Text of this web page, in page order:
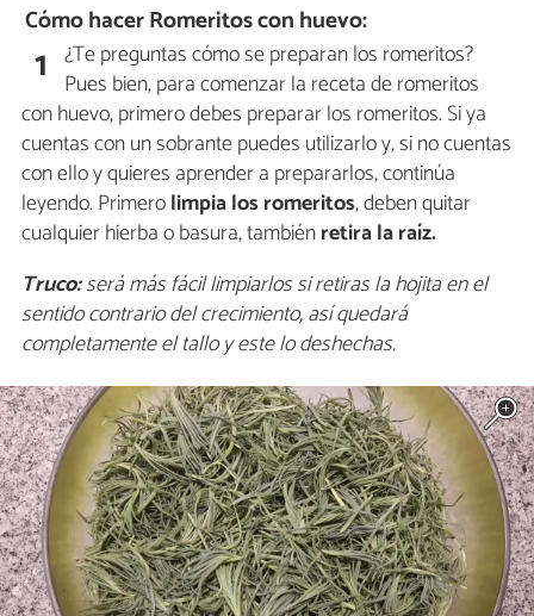
Cómo hacer Romeritos con huevo:
1 ¿Te preguntas cómo se preparan los romeritos?
Pues bien, para comenzar la receta de romeritos
con huevo, primero debes preparar los romeritos. Si ya
cuentas con un sobrante puedes utilizarlo y, si no cuentas
con ello y quieres aprender a prepararlos, continúa
leyendo. Primerolimpia los romeritos, deben quitar
cualquier hierba o basura, tambiénretira la raíz.
Truco:será más fácil limpiarlos si retiras la hojita en el
sentido contrario del crecimiento, así quedará
completamente el tallo y este lo deshechas.